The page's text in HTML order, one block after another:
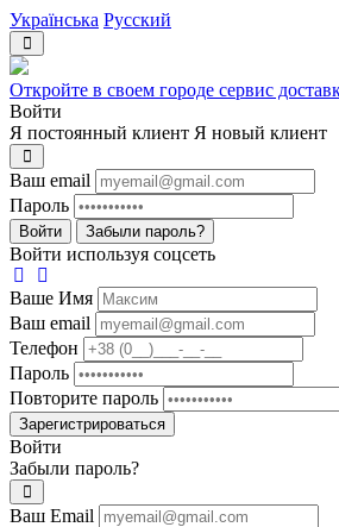
Українська Русский
Откройте в своем городе сервис
Войти
Я постоянный клиент Я новый клиент
Ваш email
Пароль
Войти Забыли пароль?
Войти используя соцсеть
Ваше Имя
Ваш email
Телефон
Пароль
Повторите пароль
Зарегистрироваться
Войти
Забыли пароль?
Ваш Email